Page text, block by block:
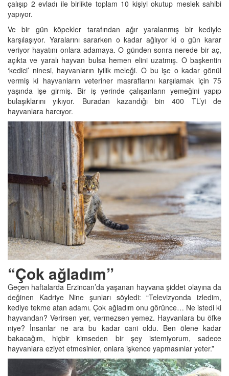
çalışıp 2 evladı ile birlikte toplam 10 kişiyi okutup meslek sahibi
yapıyor.
Ve bir gün köpekler tarafından ağır yaralanmış bir kediyle
karşılaşıyor. Yaralarını sararken o kadar ağlıyor ki o gün karar
veriyor hayatını onlara adamaya. O günden sonra nerede bir aç,
açıkta ve yaralı hayvan bulsa hemen elini uzatmış. O başkentin
‘kedici’ ninesi, hayvanların iyilik meleği. O bu işe o kadar gönül
vermiş ki hayvanların veteriner masraflarını karşılamak için 75
yaşında işe girmiş. Bir iş yerinde çalışanların yemeğini yapıp
bulaşıklarını yıkıyor. Buradan kazandığı bin 400 TL’yi de
hayvanlara harcıyor.
“Çok ağladım”
Geçen haftalarda Erzincan’da yaşanan hayvana şiddet olayına da
değinen Kadriye Nine şunları söyledi: “Televizyonda izledim,
kediye tekme atan adamı. Çok ağladım onu görünce… Ne istedi ki
hayvandan? Verirsen yer, vermezsen yemez. Hayvanlara bu öfke
niye? İnsanlar ne ara bu kadar cani oldu. Ben ölene kadar
bakacağım, hiçbir kimseden bir şey istemiyorum, sadece
hayvanlara eziyet etmesinler, onlara işkence yapmasınlar yeter.”